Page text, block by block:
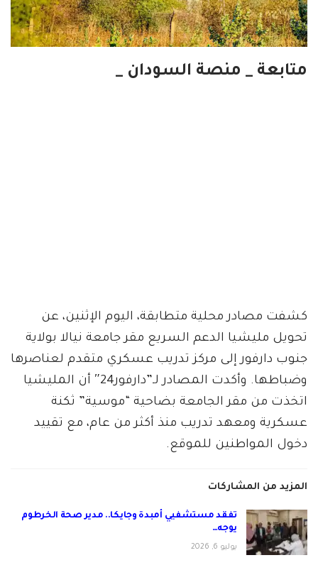
متابعة _ منصة السودان _
كشفت مصادر محلية متطابقة، اليوم الإثنين، عن
تحويل مليشيا الدعم السريع مقر جامعة نيالا بولاية
جنوب دارفور إلى مركز تدريب عسكري متقدم لعناصرها
وضباطها. وأكدت المصادر لـ”دارفور24″ أن المليشيا
اتخذت من مقر الجامعة بضاحية “موسية” ثكنة
عسكرية ومعهد تدريب منذ أكثر من عام، مع تقييد
دخول المواطنين للموقع.
المزيد من المشاركات
تفقد مستشفيي أمبدة وجايكا.. مدير صحة الخرطوم
يوجه…
يوليو 6, 2026